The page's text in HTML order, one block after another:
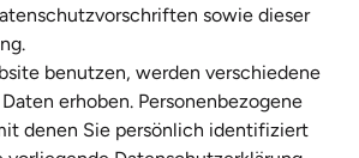
sowie dieser
benutzen, werden verschiedene
erhoben. Personenbezogene
denen Sie persönlich identifiziert